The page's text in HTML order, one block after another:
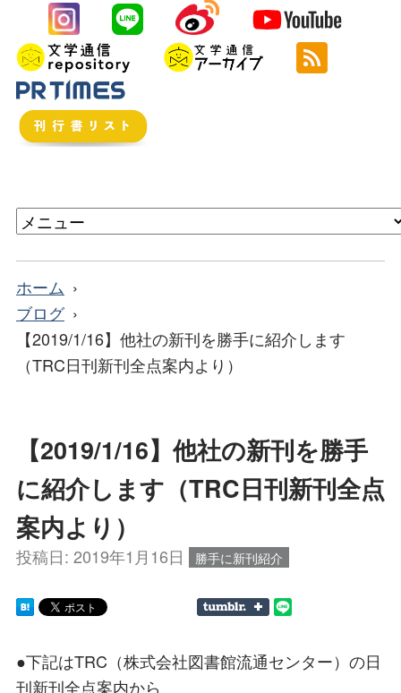
ホーム
ブログ
【2019/1/16】他社の新刊を勝手に紹介します
（TRC日刊新刊全点案内より）
【2019/1/16】他社の新刊を勝手
に紹介します（TRC日刊新刊全点
案内より）
投稿日: 2019年1月16日 勝手に新刊紹介
●下記はTRC（株式会社図書館流通センター）の日
刊新刊全点案内から